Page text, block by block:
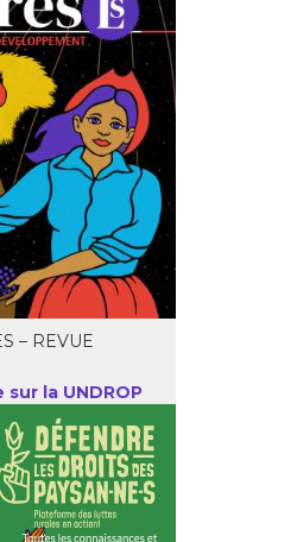
– REVUE
la UNDROP